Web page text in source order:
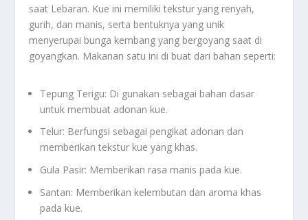
saat Lebaran. Kue ini memiliki tekstur yang renyah,
gurih, dan manis, serta bentuknya yang unik
menyerupai bunga kembang yang bergoyang saat di
goyangkan. Makanan satu ini di buat dari bahan seperti:
Tepung Terigu: Di gunakan sebagai bahan dasar
untuk membuat adonan kue.
Telur: Berfungsi sebagai pengikat adonan dan
memberikan tekstur kue yang khas.
Gula Pasir: Memberikan rasa manis pada kue.
Santan: Memberikan kelembutan dan aroma khas
pada kue.